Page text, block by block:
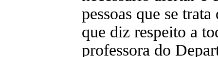
pessoas que se
que diz respeito a
professora do